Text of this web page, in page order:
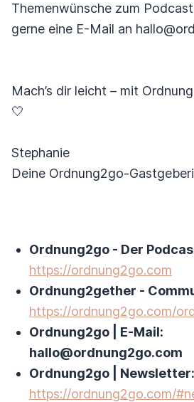
Themenwünsche zum
gerne eine E-Mail an
Mach’s dir leicht – mit
🤍
Stephanie
Deine Ordnung2go-
Ordnung2go - Der
https://ordnung2go.com
Ordnung2gether -
https://ordnung2go.com/
Ordnung2go | E-Mail:
hallo@ordnung2go.com
Ordnung2go | Newsletter:
https://ordnung2go.com/